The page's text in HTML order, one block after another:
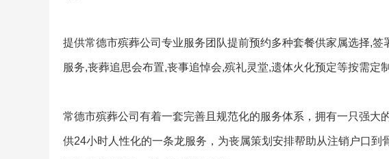
提供常德市殡葬公司专业服务团队提前预约多种套餐供家属选择,
服务,丧葬追思会布置,丧事追悼会,殡礼灵堂,遗体火化预定等按需定
常德市殡葬公司有着一套完善且规范化的服务体系，拥有一只强
供24小时人性化的一条龙服务，为丧属策划安排帮助从注销户口